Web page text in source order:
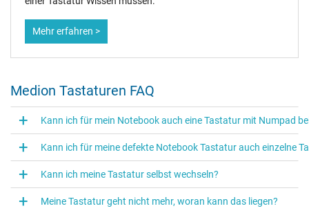
Mehr erfahren >
Medion Tastaturen FAQ
Kann ich für mein Notebook auch eine Tastatur mit Numpad
Kann ich für meine defekte Notebook Tastatur auch einzelne
Kann ich meine Tastatur selbst wechseln?
Meine Tastatur geht nicht mehr, woran kann das liegen?